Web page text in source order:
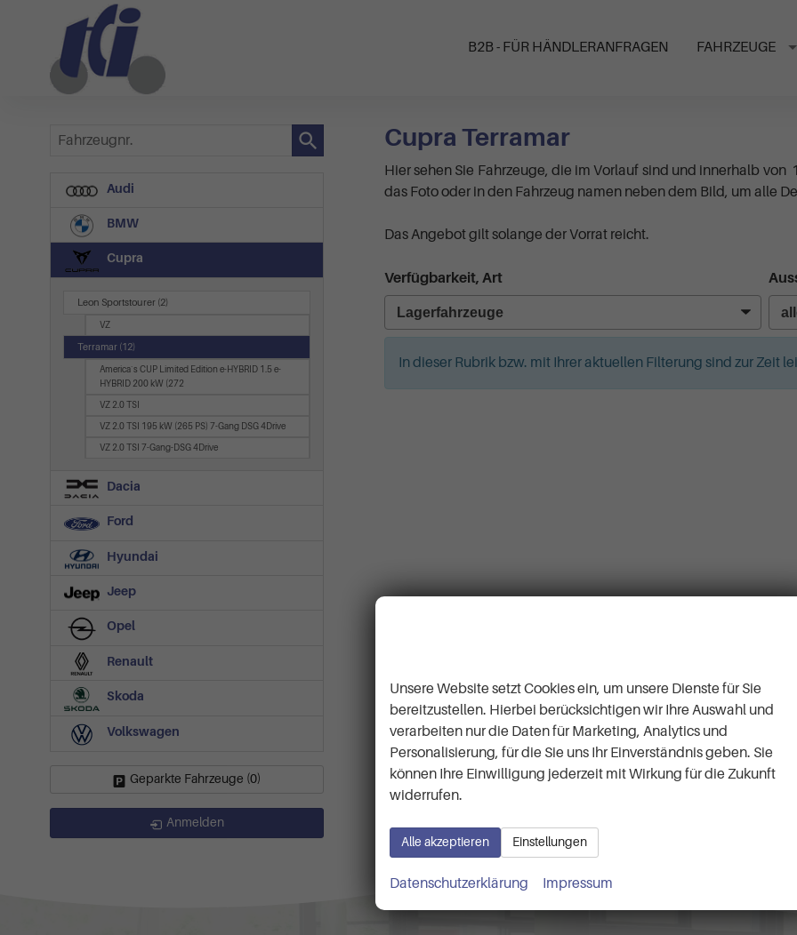
B2B - FÜR HÄNDLERANFRAGEN FAHRZEUGE
Cupra Terramar
Hier sehen Sie Fahrzeuge, die im Vorlauf sind und innerhalb
das Foto oder in den Fahrzeug namen neben dem Bild, um alle
Das Angebot gilt solange der Vorrat reicht.
Verfügbarkeit, Art
In dieser Rubrik bzw. mit Ihrer aktuellen Filterung sind zur Zeit
Fahrzeugnr.
Audi
BMW
Cupra
Leon Sportstourer (2)
VZ
Terramar (12)
America`s CUP Limited Edition e-HYBRID 1.5 e-
HYBRID 200 kW (272
VZ 2.0 TSI
VZ 2.0 TSI 195 kW (265 PS) 7-Gang DSG 4Drive
VZ 2.0 TSI 7-Gang-DSG 4Drive
Dacia
Ford
Hyundai
Jeep
Opel
Renault
Skoda
Volkswagen
Geparkte Fahrzeuge (0)
Anmelden
Unsere Website setzt Cookies ein, um unsere Dienste für Sie
bereitzustellen. Hierbei berücksichtigen wir Ihre Auswahl und
verarbeiten nur die Daten für Marketing, Analytics und
Personalisierung, für die Sie uns Ihr Einverständnis geben. Sie
können Ihre Einwilligung jederzeit mit Wirkung für die Zukunft
widerrufen.
Alle akzeptieren Einstellungen
Datenschutzerklärung Impressum